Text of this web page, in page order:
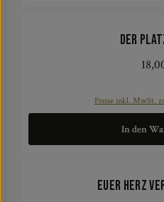
Der
Preise inkl. MwSt.
In den
Euer Herz